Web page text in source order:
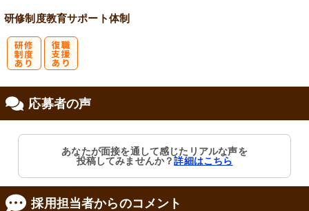
研修制度教育サポート体制
応募者の声
あなたが面接を通して感じたリアルな声を
投稿してみませんか？詳細はこちら
採用担当者からのコメント